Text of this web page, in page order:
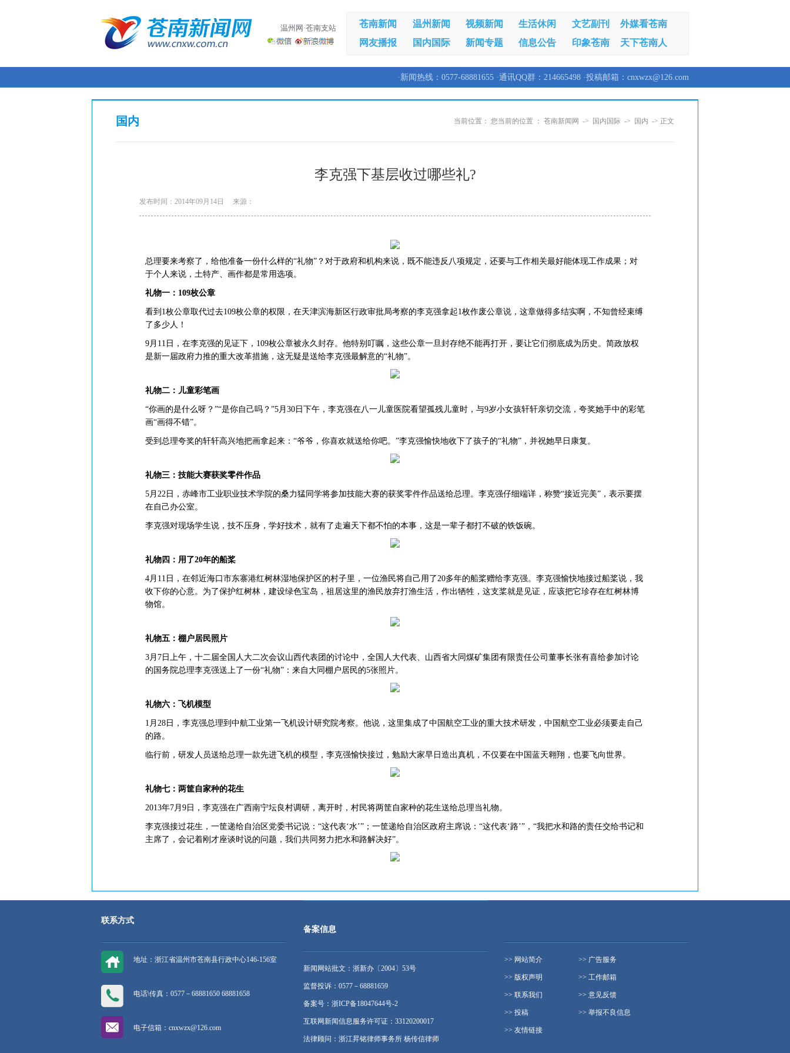
温州网·苍南支站 苍南新闻 温州新闻 视频新闻 生活休闲 文艺副刊
外媒看苍南
网友播报
国内国际 新闻专题 信息公告 印象苍南 天下苍南人
·新闻热线：0577-68881655 ·通讯QQ群：214665498 ·投稿邮箱：cnxwzx@126.com
当前位置： 您当前的位置 ： 苍南新闻网 -> 国内国际 -> 国内 -> 正文
国内
李克强下基层收过哪些礼?
发布时间：2014年09月14日 来源：
总理要来考察了，给他准备一份什么样的“礼物”？对于政府和机构来说，既不能违反八项规定，还要与工作相关最好能体现工作成果；对
于个人来说，土特产、画作都是常用选项。
礼物一：109枚公章
看到1枚公章取代过去109枚公章的权限，在天津滨海新区行政审批局考察的李克强拿起1枚作废公章说，这章做得多结实啊，不知曾经束缚
了多少人！
9月11日，在李克强的见证下，109枚公章被永久封存。他特别叮嘱，这些公章一旦封存绝不能再打开，要让它们彻底成为历史。简政放权
是新一届政府力推的重大改革措施，这无疑是送给李克强最解意的“礼物”。
礼物二：儿童彩笔画
“你画的是什么呀？”“是你自己吗？”5月30日下午，李克强在八一儿童医院看望孤残儿童时，与9岁小女孩轩轩亲切交流，夸奖她手中的彩笔
画“画得不错”。
受到总理夸奖的轩轩高兴地把画拿起来：“爷爷，你喜欢就送给你吧。”李克强愉快地收下了孩子的“礼物”，并祝她早日康复。
礼物三：技能大赛获奖零件作品
5月22日，赤峰市工业职业技术学院的桑力猛同学将参加技能大赛的获奖零件作品送给总理。李克强仔细端详，称赞“接近完美”，表示要摆
在自己办公室。
李克强对现场学生说，技不压身，学好技术，就有了走遍天下都不怕的本事，这是一辈子都打不破的铁饭碗。
礼物四：用了20年的船桨
4月11日，在邻近海口市东寨港红树林湿地保护区的村子里，一位渔民将自己用了20多年的船桨赠给李克强。李克强愉快地接过船桨说，我
收下你的心意。为了保护红树林，建设绿色宝岛，祖居这里的渔民放弃打渔生活，作出牺牲，这支桨就是见证，应该把它珍存在红树林博
物馆。
礼物五：棚户居民照片
3月7日上午，十二届全国人大二次会议山西代表团的讨论中，全国人大代表、山西省大同煤矿集团有限责任公司董事长张有喜给参加讨论
的国务院总理李克强送上了一份“礼物”：来自大同棚户居民的5张照片。
礼物六：飞机模型
1月28日，李克强总理到中航工业第一飞机设计研究院考察。他说，这里集成了中国航空工业的重大技术研发，中国航空工业必须要走自己
的路。
临行前，研发人员送给总理一款先进飞机的模型，李克强愉快接过，勉励大家早日造出真机，不仅要在中国蓝天翱翔，也要飞向世界。
礼物七：两筐自家种的花生
2013年7月9日，李克强在广西南宁坛良村调研，离开时，村民将两筐自家种的花生送给总理当礼物。
李克强接过花生，一筐递给自治区党委书记说：“这代表‘水’”；一筐递给自治区政府主席说：“这代表‘路’”，“我把水和路的责任交给书记和
主席了，会记着刚才座谈时说的问题，我们共同努力把水和路解决好”。
联系方式
地址：浙江省温州市苍南县行政中心146-156室
电话\传真：0577－68881650 68881658
电子信箱：cnxwzx@126.com
备案信息
新闻网站批文：浙新办〔2004〕53号
监督投诉：0577－68881659
备案号：浙ICP备18047644号-2
互联网新闻信息服务许可证：33120200017
法律顾问：浙江昇铭律师事务所 杨传信律师
>> 网站简介 >> 广告服务
>> 版权声明 >> 工作邮箱
>> 联系我们 >> 意见反馈
>> 投稿 >> 举报不良信息
>> 友情链接